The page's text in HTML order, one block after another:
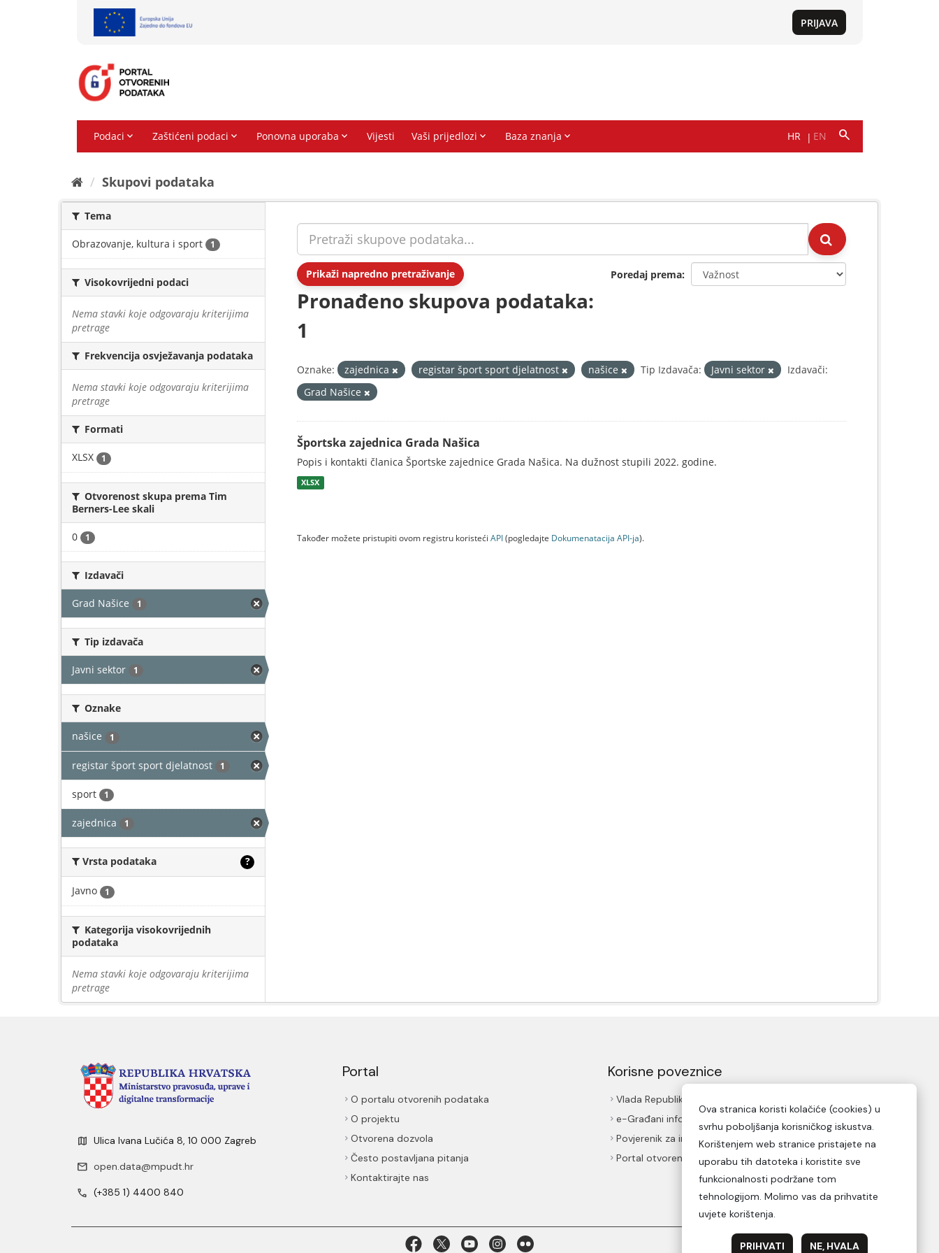
Skupovi podаtаkа
Tema
Obrazovanje, kultura i sport 1
Visokovrijedni podaci
Nema stavki koje odgovaraju kriterijima
pretrage
Frekvencija osvježavanja podataka
Nema stavki koje odgovaraju kriterijima
pretrage
Formati
XLSX 1
Otvorenost skupa prema Tim
Berners-Lee skali
0 1
Izdavači
Grad Našice 1
Tip izdavača
Javni sektor 1
Oznake
našice 1
registar šport sport djelatnost 1
sport 1
zajednica 1
Vrsta podataka ?
Javno 1
Kategorija visokovrijednih
podataka
Nema stavki koje odgovaraju kriterijima
pretrage
Prikaži napredno pretraživanje Poredaj prema
Pronađeno skupova podataka:
1
Oznake: zajednica registar šport sport djelatnost našice Tip Izdavača: Javni sektor
Izdavači:
Grad Našice
Športska zajednica Grada Našica
Popis i kontakti članica Športske zajednice Grada Našica. Na dužnost stupili 2022. godine.
XLSX
Također možete pristupiti ovom registru koristeći API(pogledajte Dokumenаtаcijа API-jа).